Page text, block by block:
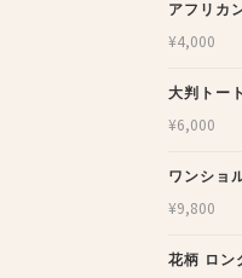
アフリカ
¥4,000
大判トー
¥6,000
ワンショ
¥9,800
花柄 ロン